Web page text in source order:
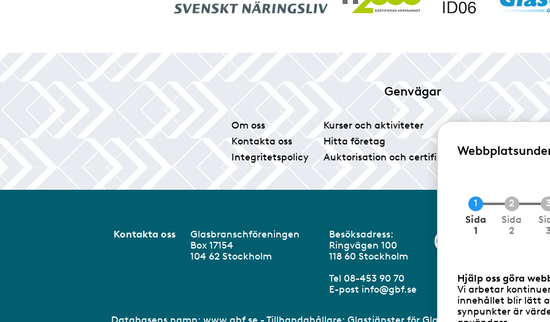
Genvägar
Om oss
Kontakta oss
Integritetspolicy
Kurser och aktiviteter
Hitta företag
Auktorisation och certifiering
Tidningen Glas
Kontakta oss
Glasbranschföreningen
Box 17154
104 62 Stockholm
Besöksadress:
Ringvägen 100
118 60 Stockholm
Tel 08-453 90 70
E-post info@gbf.se
Databasens namn: www.gbf.se - Tillhandahållare: Glastjänster för Glasbranschföreningen AB
C
n
t
Sida
1
Sida
2
3
Hjälp oss göra
Vi arbetar
innehållet blir lätt
synpunkter är